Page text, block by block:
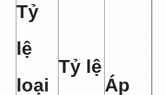
Tỷ
lệ
loại
Tỷ lệ
Áp